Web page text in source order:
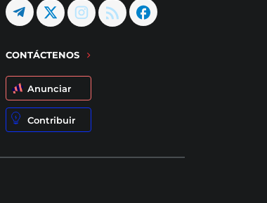
CONTÁCTENOS
Anunciar
Contribuir